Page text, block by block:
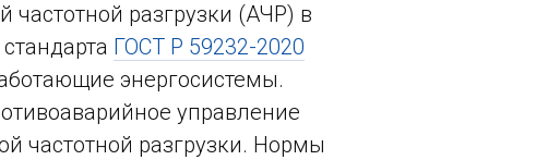
частотной разгрузки (АЧР) в
ГОСТ Р 59232-2020
энергосистемы.
управление
частотной разгрузки. Нормы